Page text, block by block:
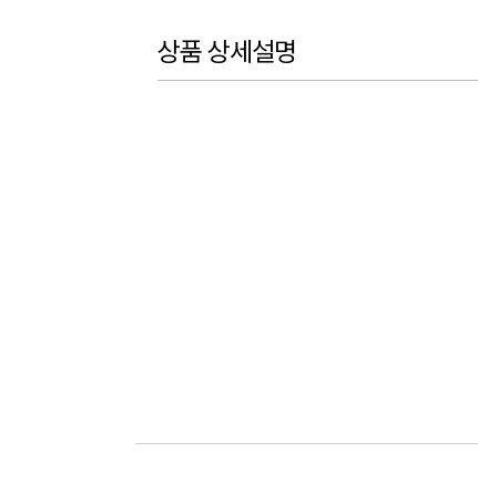
상품 상세설명